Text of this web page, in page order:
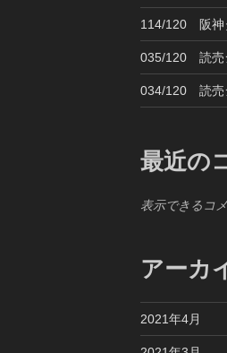
114/120 阪神
035/120 読売
034/120 読売
最近の
表示できるコ
アーカ
2021年4月